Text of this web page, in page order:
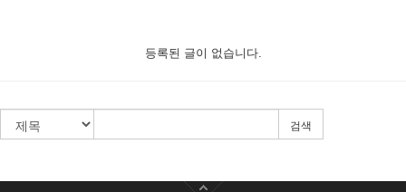
등록된 글이 없습니다.
검색